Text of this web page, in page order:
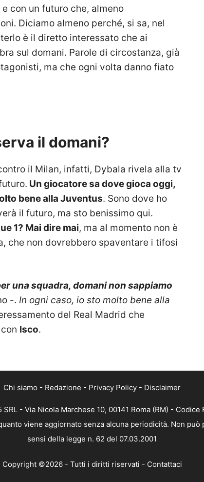
con un futuro che, almeno
Diciamo almeno perché, si sa, nel
è il diretto interessato che ai
sul domani. Parole di circostanza, già
ma che ogni volta danno fiato
il domani?
il Milan, infatti, Dybala rivela alla tv
Un giocatore sa dove gioca oggi,
bene alla Juventus. Sono dove ho
il futuro, ma sto benissimo qui.
1? Mai dire mai, ma al momento non è
che non dovrebbero spaventare i tifosi
una squadra, domani non sappiamo
-. In ogni caso, io sto molto bene alla
del Real Madrid che
Isco.
Chi siamo - Redazione - Privacy Policy - Disclaimer
- Via Nicola Marchese 10, 00141 Roma (RM) - Codice
viene aggiornato senza alcuna periodicità. Non
sensi della legge n. 62 del 07.03.2001
Copyright ©2026 - Tutti i diritti riservati - Contattaci